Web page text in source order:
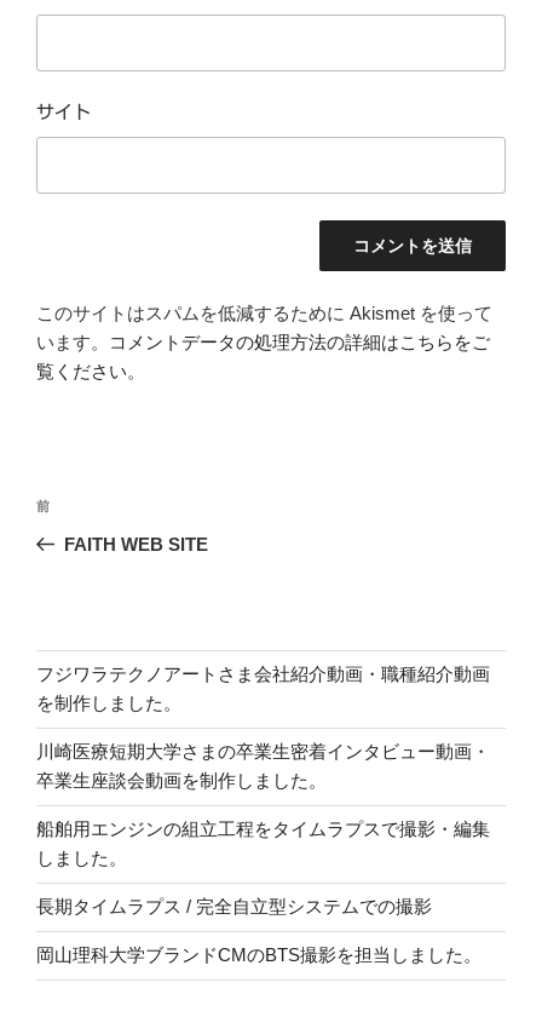
サイト
このサイトはスパムを低減するために Akismet を使って
います。
コメントデータの処理方法の詳細はこちらをご
覧ください。
シ
ョ
ン
前
の
前
FAITH WEB SITE
フジワラテクノアートさま会社紹介動画・職種紹介動画
を制作しました。
川崎医療短期大学さまの卒業生密着インタビュー動画・
卒業生座談会動画を制作しました。
船舶用エンジンの組立工程をタイムラプスで撮影・編集
しました。
長期タイムラプス / 完全自立型システムでの撮影
岡山理科大学ブランドCMのBTS撮影を担当しました。